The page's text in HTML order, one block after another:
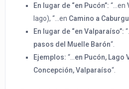
En lugar de “en Pucón”: “…en
lago), “…en Camino a
En lugar de “en Valparaíso”:
pasos del Muelle Barón“.
Ejemplos: “… en Pucón, Lago
Concepción, Valparaíso“.